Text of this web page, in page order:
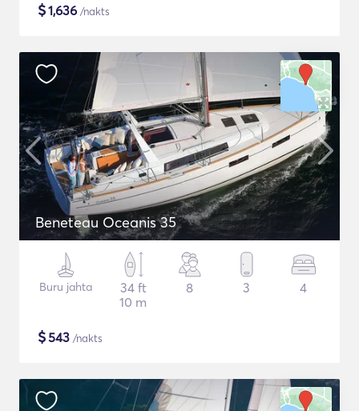
$1,636 /nakts
Beneteau Oceanis 35
Buru jahta
34 ft
10 m
8 3 4
$543 /nakts